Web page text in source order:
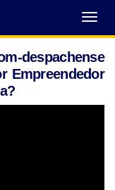
Abrir
Menu
Empreendedor